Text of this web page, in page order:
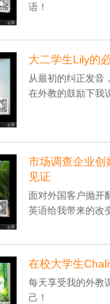
语！
大二学生Lily的
从最初的纠正发音
在外教的鼓励下我
市场调查企业创
见证
面对外国客户抛开
英语给我带来的改
在校大学生
每天享受我的外教
己！